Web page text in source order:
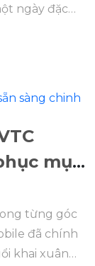
ngày đặc
hồng xinh
gia đình.
mục
từng góc
đã chính
khai xuân